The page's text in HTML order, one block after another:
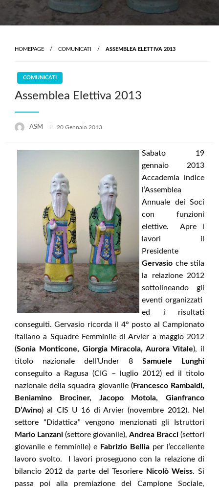
HOMEPAGE COMUNICATI ASSEMBLEA ELETTIVA 2013
COMUNICATI
Assemblea Elettiva 2013
ASM
Posted
20 Gennaio 2013
Sabato 19
gennaio 2013
Accademia indice
l’Assemblea
Annuale dei Soci
con funzioni
elettive. Apre i
lavori il
Presidente
Gervasio che stila
la relazione 2012
sottolineando gli
eventi organizzati
ed i risultati
conseguiti. Gervasio ricorda il 4° posto al Campionato
Italiano a Squadre Femminile di Arvier a maggio 2012
(Sonia Monticone, Giorgia Miracola, Aurora Vitale), il
titolo nazionale dell’Under 8 Samuele Lunghi
conseguito a Ragusa (CIG – luglio 2012) ed il titolo
nazionale della squadra giovanile (Francesco Rambaldi,
Beniamino Brociner, Jacopo Motola, Gianfranco
D’Avino) al CIS U 16 di Arvier (novembre 2012). Nel
settore “Didattica” vengono menzionati gli Istruttori
Mario Lanzani (settore giovanile), Andrea Bracci (settori
giovanile e femminile) e Fabrizio Bellia per l’eccellente
lavoro svolto. I lavori proseguono con la relazione di
bilancio 2012 da parte del Tesoriere
Nicolò Weiss. Si
passa poi alla premiazione del Campione Sociale,